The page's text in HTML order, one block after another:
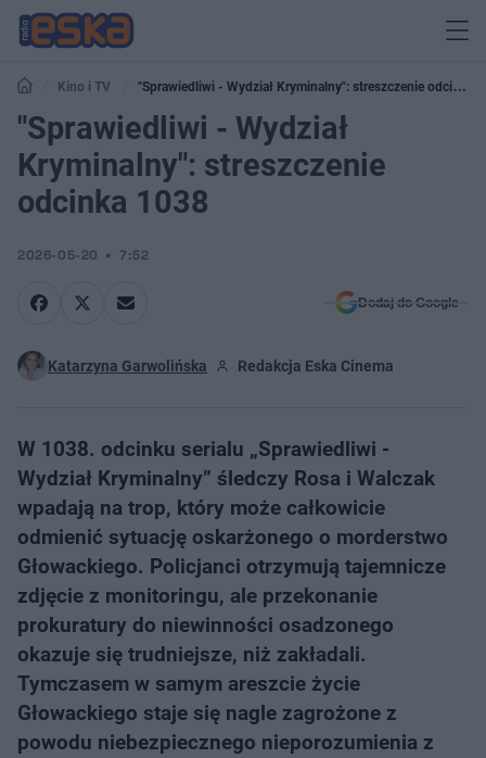
Kino i TV
"Sprawiedliwi - Wydział Kryminalny": streszczenie odcinka
1038
"Sprawiedliwi - Wydział
Kryminalny": streszczenie
odcinka 1038
2026-05-20 7:52
Dodaj do Google
Katarzyna Garwolińska Redakcja Eska Cinema
W 1038. odcinku serialu „Sprawiedliwi -
Wydział Kryminalny” śledczy Rosa i Walczak
wpadają na trop, który może całkowicie
odmienić sytuację oskarżonego o morderstwo
Głowackiego. Policjanci otrzymują tajemnicze
zdjęcie z monitoringu, ale przekonanie
prokuratury do niewinności osadzonego
okazuje się trudniejsze, niż zakładali.
Tymczasem w samym areszcie życie
Głowackiego staje się nagle zagrożone z
powodu niebezpiecznego nieporozumienia z